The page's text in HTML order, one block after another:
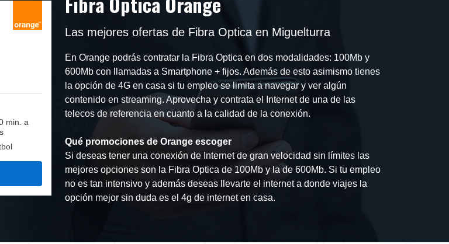
min. a
Las mejores ofertas de Fibra Optica en Miguelturra
En Orange podrás contratar la Fibra Optica en dos modalidades: 100Mb y
600Mb con llamadas a Smartphone + fijos. Además de esto asimismo tienes
la opción de 4G en casa si tu empleo se limita a navegar y ver algún
contenido en streaming. Aprovecha y contrata el Internet de una de las
telecos de referencia en cuanto a la calidad de la conexión.
Qué promociones de Orange escoger
Si deseas tener una conexión de Internet de gran velocidad sin límites las
mejores opciones son la Fibra Optica de 100Mb y la de 600Mb. Si tu empleo
no es tan intensivo y además deseas llevarte el internet a donde viajes la
opción mejor sin duda es el 4g de internet en casa.